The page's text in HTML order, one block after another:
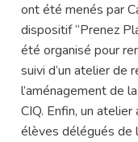
ont été menés par
dispositif “Prenez
été organisé pour
suivi d’un atelier de
l’aménagement de
CIQ. Enfin, un
élèves délégués de